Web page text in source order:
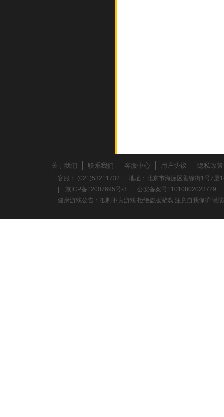
关于我们 联系我们 客服中心 用户协议 隐私政策
客服： (021)53211732 | 地址：北京市海淀区善缘街1号7
京ICP备12007695号-3
公安备案号11010802023729
健康游戏公告：抵制不良游戏 拒绝盗版游戏 注意自我保护 谨